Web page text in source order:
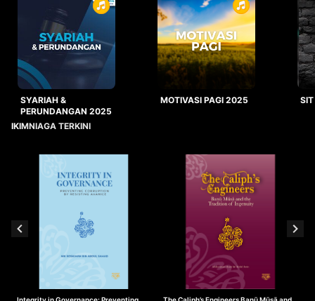
SYARIAH &
PERUNDANGAN 2025
MOTIVASI PAGI 2025
IKIMNIAGA TERKINI